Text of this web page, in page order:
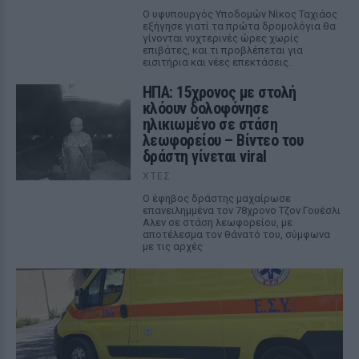
Ο υφυπουργός Υποδομών Νίκος Ταχιάος
εξήγησε γιατί τα πρώτα δρομολόγια θα
γίνονται νυχτερινές ώρες χωρίς
επιβάτες, και τι προβλέπεται για
εισιτήρια και νέες επεκτάσεις.
ΗΠΑ: 15χρονος με στολή
κλόουν δολοφόνησε
ηλικιωμένο σε στάση
λεωφορείου – Βίντεο του
δράστη γίνεται viral
ΧΤΕΣ
Ο έφηβος δράστης μαχαίρωσε
επανειλημμένα τον 78χρονο Τζον Γουέσλι
Αλεν σε στάση λεωφορείου, με
αποτέλεσμα τον θάνατό του, σύμφωνα
με τις αρχές